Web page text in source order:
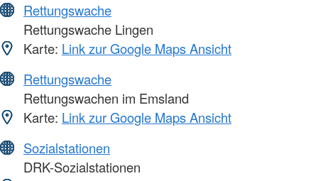
Rettungswache
Rettungswache Lingen
Karte: Link zur Google Maps Ansicht
Rettungswache
Rettungswachen im Emsland
Karte: Link zur Google Maps Ansicht
Sozialstationen
DRK-Sozialstationen